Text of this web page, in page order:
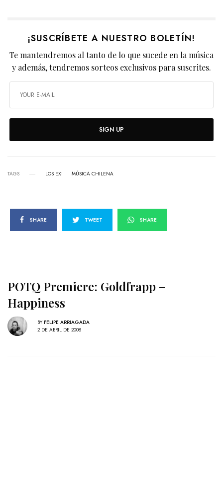
¡SUSCRÍBETE A NUESTRO BOLETÍN!
Te mantendremos al tanto de lo que sucede en la música
y además, tendremos sorteos exclusivos para suscrites.
SIGN UP
TAGS LOS EX! MÚSICA CHILENA
SHARE TWEET SHARE
POTQ Premiere: Goldfrapp –
Happiness
BY FELIPE ARRIAGADA
2 DE ABRIL DE 2008